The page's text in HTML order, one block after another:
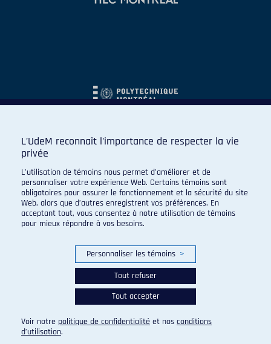
© 2026 Carabins de l'Université de Montréal. Tous droits
réservés.
Paramètres des témoins
L’UdeM reconnaît l’importance de respecter la vie
privée
L’utilisation de témoins nous permet d’améliorer et de
personnaliser votre expérience Web. Certains témoins sont
obligatoires pour assurer le fonctionnement et la sécurité du site
Web, alors que d’autres enregistrent vos préférences. En
acceptant tout, vous consentez à notre utilisation de témoins
pour mieux répondre à vos besoins.
Personnaliser les témoins >
Tout refuser
Tout accepter
Voir notre politique de confidentialité et nos conditions
d’utilisation.